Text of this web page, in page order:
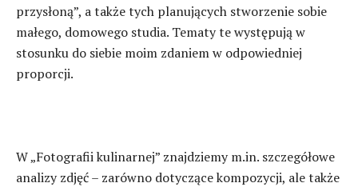
przysłoną”, a także tych planujących stworzenie sobie
małego, domowego studia. Tematy te występują w
stosunku do siebie moim zdaniem w odpowiedniej
proporcji.
W „Fotografii kulinarnej” znajdziemy m.in. szczegółowe
analizy zdjęć – zarówno dotyczące kompozycji, ale także